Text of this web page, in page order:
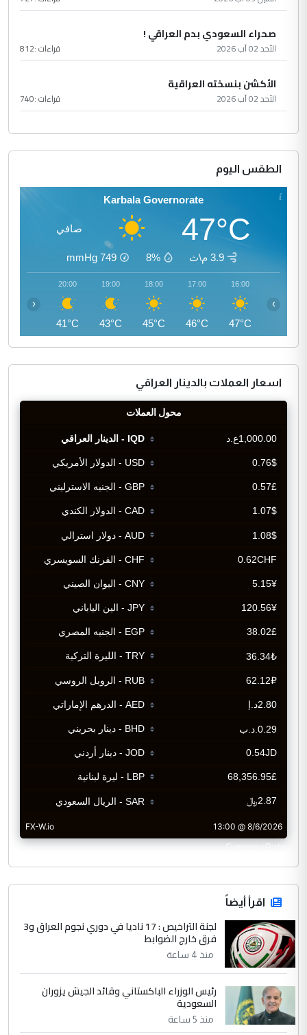
صحراء السعودي بدم العراقي !
الأحد 02 آب 2026 قراءات :812
الأكشن بنسخته العراقية
الأحد 02 آب 2026 قراءات :740
الطقس اليوم
Karbala Governorate
47°C صافي
3.9 م\ث 8%
749
mmHg
16:00
47°C
17:00
46°C
18:00
45°C
19:00
43°C
20:00
41°C
‹ ›
اسعار العملات بالدينار العراقي
CurrencyRate
اقرأ أيضاً
لجنة التراخيص : 17 ناديا في دوري نجوم العراق و3
فرق خارج الضوابط
منذ 4 ساعة
رئيس الوزراء الباكستاني وقائد الجيش يزوران
السعودية
منذ 5 ساعة